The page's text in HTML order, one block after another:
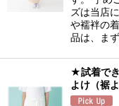
ズは当店
や襦袢の
品は、ま
★試着で
よけ（裾